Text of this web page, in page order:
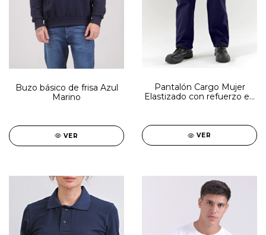
Buzo básico de frisa Azul
Marino
VER
Pantalón Cargo Mujer
Elastizado con refuerzo en
y 46)
VER